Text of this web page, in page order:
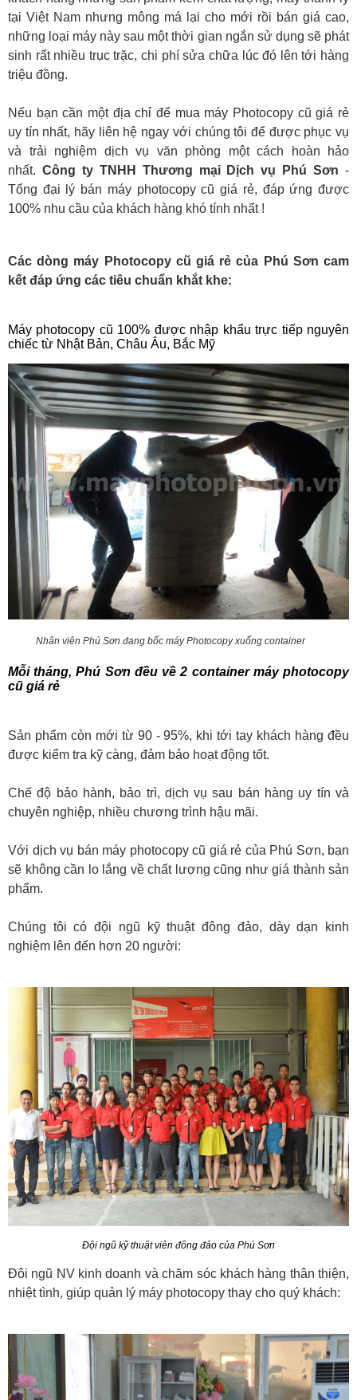
tại Việt Nam nhưng mông má lại cho mới rồi bán giá cao,
những loại máy này sau một thời gian ngắn sử dụng sẽ phát
sinh rất nhiều trục trặc, chi phí sửa chữa lúc đó lên tới hàng
triệu đồng.
Nếu bạn cần một địa chỉ để mua máy Photocopy cũ giá rẻ
uy tín nhất, hãy liên hệ ngay với chúng tôi để được phục vụ
và trải nghiệm dịch vụ văn phòng một cách hoàn hảo
nhất. Công ty TNHH Thương mại Dịch vụ Phú Sơn -
Tổng đại lý bán máy photocopy cũ giá rẻ, đáp ứng được
100% nhu cầu của khách hàng khó tính nhất !
Các dòng máy Photocopy cũ giá rẻ của Phú Sơn cam
kết đáp ứng các tiêu chuẩn khắt khe:
Máy photocopy cũ 100% được nhập khẩu trực tiếp nguyên
chiếc từ Nhật Bản, Châu Âu, Bắc Mỹ
Nhân viên Phú Sơn đang bốc máy Photocopy xuống container
Mỗi tháng, Phú Sơn đều về 2 container máy photocopy
cũ giá rẻ
Sản phẩm còn mới từ 90 - 95%, khi tới tay khách hàng đều
được kiểm tra kỹ càng, đảm bảo hoạt động tốt.
Chế độ bảo hành, bảo trì, dịch vụ sau bán hàng uy tín và
chuyên nghiệp, nhiều chương trình hậu mãi.
Với dịch vụ bán máy photocopy cũ giá rẻ của Phú Sơn, bạn
sẽ không cần lo lắng về chất lượng cũng như giá thành sản
phẩm.
Chúng tôi có đội ngũ kỹ thuật đông đảo, dày dạn kinh
nghiệm lên đến hơn 20 người:
Đội ngũ kỹ thuật viên đông đảo của Phú Sơn
Đôi ngũ NV kinh doanh và chăm sóc khách hàng thân thiện,
nhiệt tình, giúp quản lý máy photocopy thay cho quý khách: